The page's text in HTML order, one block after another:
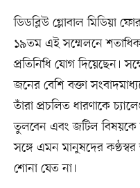
ডিডব্লিউ গ্লোবাল মিডিয়া
১৯তম এই সম্মেলনে
প্রতিনিধি যোগ দিয়েছেন।
জনের বেশি বক্তা
তাঁরা প্রচলিত ধারণাকে
তুলবেন এবং জটিল
সঙ্গে এমন মানুষদের
শোনা যেত না।